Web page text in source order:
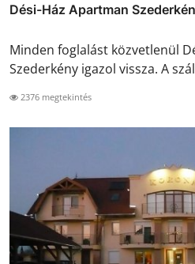
Dési-Ház Apartman
Minden foglalást közvetlenül
Szederkény igazol vissza. A
2376 megtekintés